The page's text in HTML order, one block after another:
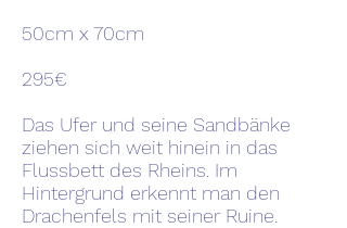
50cm x 70cm
295€
Das Ufer und seine Sandbänke
ziehen sich weit hinein in das
Flussbett des Rheins. Im
Hintergrund erkennt man den
Drachenfels mit seiner Ruine.